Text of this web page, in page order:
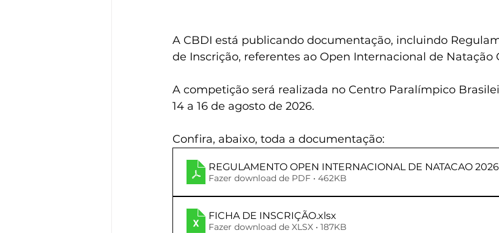
A CBDI está publicando documentação, incluindo
de Inscrição, referentes ao Open Internacional de Natação
A competição será realizada no Centro Paralímpico
14 a 16 de agosto de 2026.
Confira, abaixo, toda a documentação:
REGULAMENTO OPEN INTERNACIONAL DE NATACAO 2026
Fazer download de PDF • 462KB
FICHA DE INSCRIÇÃO.xlsx
Fazer download de XLSX • 187KB